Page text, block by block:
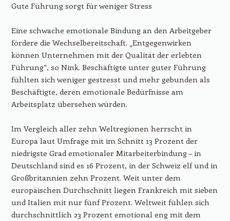
Gute Führung sorgt für weniger Stress
Eine schwache emotionale Bindung an den Arbeitgeber
fördere die Wechselbereitschaft. „Entgegenwirken
können Unternehmen mit der Qualität der erlebten
Führung“, so Nink. Beschäftigte unter guter Führung
fühlten sich weniger gestresst und mehr gebunden als
Beschäftigte, deren emotionale Bedürfnisse am
Arbeitsplatz übersehen würden.
Im Vergleich aller zehn Weltregionen herrscht in
Europa laut Umfrage mit im Schnitt 13 Prozent der
niedrigste Grad emotionaler Mitarbeiterbindung – in
Deutschland sind es 16 Prozent, in der Schweiz elf und in
Großbritannien zehn Prozent. Weit unter dem
europäischen Durchschnitt liegen Frankreich mit sieben
und Italien mit nur fünf Prozent. Weltweit fühlen sich
durchschnittlich 23 Prozent emotional eng mit dem